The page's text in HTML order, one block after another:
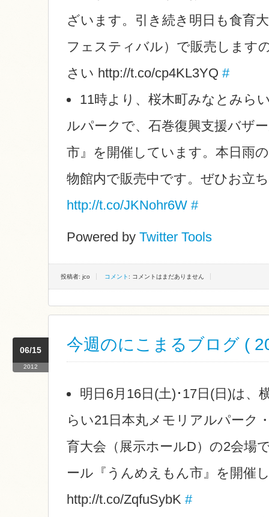
ざいます。引き続き明日も食育
フェスティバル）で販売します
さい http://t.co/cp4KL3YQ #
11時より、桜木町みなとみら
ルパークで、石巻復興支援バザ
市』を開催しています。本日雨
物館内で販売中です。ぜひお立
http://t.co/JKNohr6W #
Powered by Twitter Tools
投稿者: jco コメント : コメントはまだありません
今週のにこまるブログ (
06/15
2012
明日6月16日(土)･17日(日)は、
らい21日本丸メモリアルパーク
育大会（展示ホールD）の2会場
ール『うんめえもん市』を開催
http://t.co/ZqfuSybK #